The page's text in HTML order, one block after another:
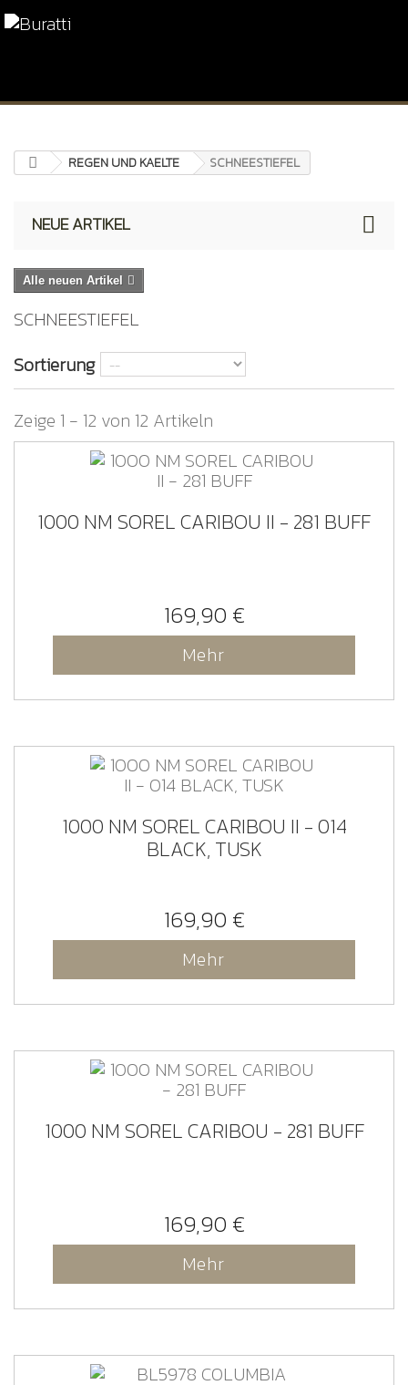
REGEN UND KAELTE SCHNEESTIEFEL
NEUE ARTIKEL
Alle neuen Artikel
SCHNEESTIEFEL
Sortierung
Zeige 1 - 12 von 12 Artikeln
1000 NM SOREL CARIBOU II - 281 BUFF
169,90 €
Mehr
1000 NM SOREL CARIBOU II - 014
BLACK, TUSK
169,90 €
Mehr
1000 NM SOREL CARIBOU - 281 BUFF
169,90 €
Mehr